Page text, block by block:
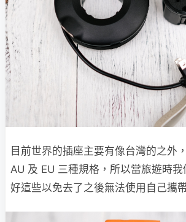
目前世界的插座主要有像台灣的之外
AU 及 EU 三種規格，所以當旅遊時
好這些以免去了之後無法使用自己攜